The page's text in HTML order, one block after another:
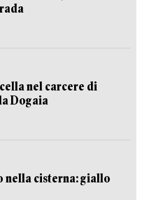
nel carcere di
Dogaia
nella cisterna: giallo